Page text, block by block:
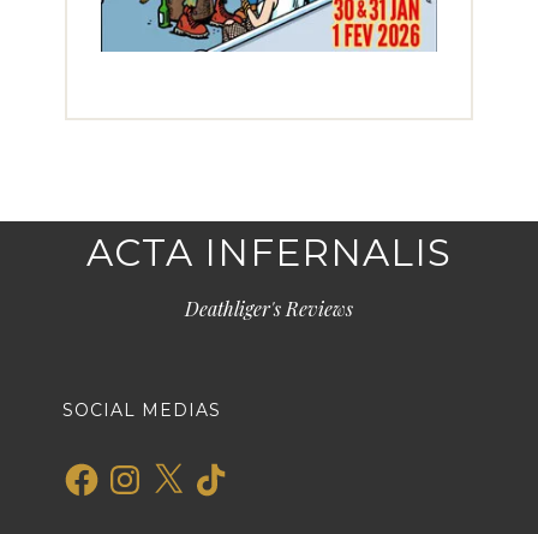
ACTA INFERNALIS
Deathliger's Reviews
SOCIAL MEDIAS
FacebookInstagram
X TikTok